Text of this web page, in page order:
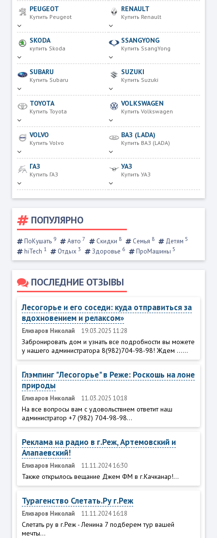
PEUGEOT
Купить Peugeot
RENAULT
Купить Renault
SKODA
купить Skoda
SSANGYONG
Купить SsangYong
SUBARU
Купить Subaru
SUZUKI
Купить Suzuki
TOYOTA
Купить Toyota
VOLKSWAGEN
Купить Volkswagen
VOLVO
Купить Volvo
ВАЗ (LADA)
Купить ВАЗ (LADA)
ГАЗ
Купить ГАЗ
УАЗ
Купить УАЗ
ПОПУЛЯРНО
ПоКушать 9 Авто 7 Скидки 8 Семья 8 Детям 5
hiTech 1 Отдых 3 Здоровье 6 ПроМашины 5
ПОСЛЕДНИЕ ОТЗЫВЫ
Лесогорье и его соседи: куда отправиться за
вдохновением и релаксом»
Елизаров Николай 19.03.2025 11:28
Забронировать дом и узнать все подробности вы можете
у нашего администратора 8(982)704-98-98! Ждем ......
Глэмпинг "Лесогорье" в Реже: Роскошь на лоне
природы
Елизаров Николай 11.03.2025 10:18
На все вопросы вам с удовольствием ответит наш
администратор +7 (982) 704-98-98...
Реклама на радио в г.Реж, Артемовский и
Алапаевский!
Елизаров Николай 11.11.2024 16:30
Также открылось вещание Джем ФМ в г.Качканар!...
Турагенство Слетать.Ру г.Реж
Елизаров Николай 11.11.2024 16:18
Слетать ру в г.Реж - Ленина 7 подберем тур вашей
мечты...